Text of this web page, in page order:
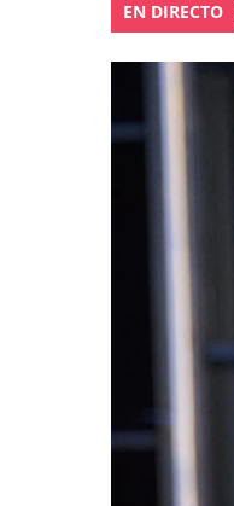
EN DIRECTO